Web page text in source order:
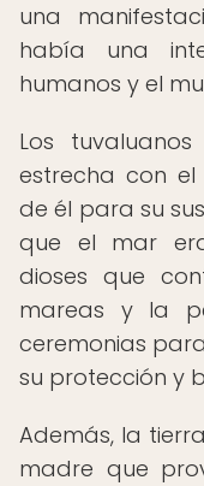
una
había una
humanos y el
Los
estrecha con
de él para su
que el mar
dioses que
mareas y la
ceremonias
su protección y
Además, la
madre que